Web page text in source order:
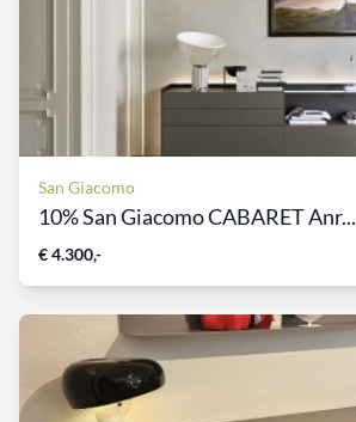
San Giacomo
10% San Giacomo CABARET Anr...
€ 4.300,-